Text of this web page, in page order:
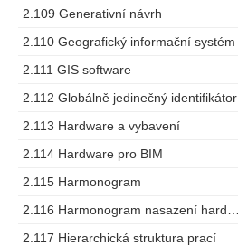
2.109 Generativní návrh
2.110 Geografický informační systém
2.111 GIS software
2.112 Globálně jedinečný identifikátor
2.113 Hardware a vybavení
2.114 Hardware pro BIM
2.115 Harmonogram
2.117 Hierarchická struktura prací